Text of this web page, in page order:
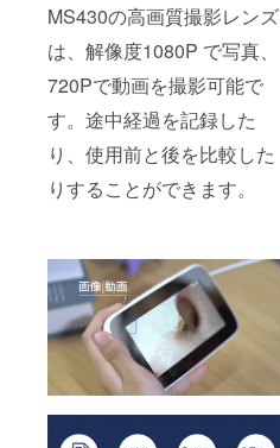
MS430の高画質撮影レンズ
は、解像度1080P で写真、
720Pで動画を撮影可能で
す。途中経過を記録した
り、使用前と後を比較した
りすることができます。